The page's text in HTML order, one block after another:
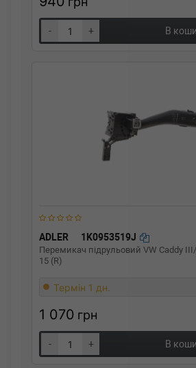
- + В
ADLER 1K0953519J
Перемикач підрульовий VW Caddy
15 (R)
Термін 1 дн.
1 070 грн
- + В